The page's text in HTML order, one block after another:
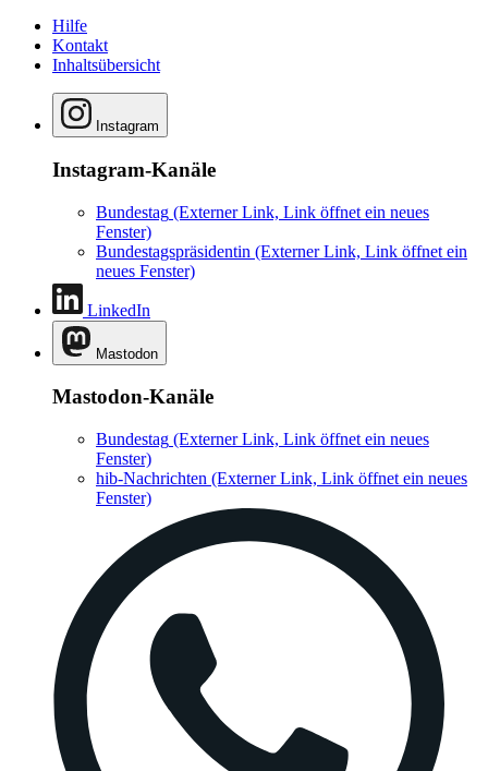
Hilfe
Kontakt
Inhaltsübersicht
Instagram
Instagram-Kanäle
Bundestag (Externer Link, Link öffnet ein neues
Fenster)
Bundestagspräsidentin (Externer Link, Link öffnet ein
neues Fenster)
LinkedIn
Mastodon
Mastodon-Kanäle
Bundestag (Externer Link, Link öffnet ein neues
Fenster)
hib-Nachrichten (Externer Link, Link öffnet ein neues
Fenster)